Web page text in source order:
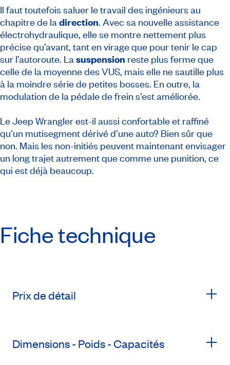
Il faut toutefois saluer le travail des ingénieurs au
chapitre de ladirection. Avec sa nouvelle assistance
électrohydraulique, elle se montre nettement plus
précise qu’avant, tant en virage que pour tenir le cap
sur l’autoroute. Lasuspension reste plus ferme que
celle de la moyenne des VUS, mais elle ne sautille plus
à la moindre série de petites bosses. En outre, la
modulation de la pédale de frein s’est améliorée.
Le Jeep Wrangler est-il aussi confortable et raffiné
qu’un mutisegment dérivé d’une auto? Bien sûr que
non. Mais les non-initiés peuvent maintenant envisager
un long trajet autrement que comme une punition, ce
qui est déjà beaucoup.
Fiche technique
Prix de détail
Dimensions - Poids - Capacités